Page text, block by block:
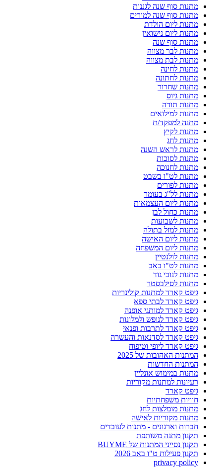
מתנות סוף שנה לגננות
מתנות סוף שנה למורים
מתנות ליום הולדת
מתנות ליום נישואין
מתנות סוף שנה
מתנות לבר מצווה
מתנות לבת מצווה
מתנות לחינה
מתנות לחתונה
מתנות שחרור
מתנות גיוס
מתנות תודה
מתנות למילואים
מתנה למפקד/ת
מתנות לקיץ
מתנות לחג
מתנות לראש השנה
מתנות לסוכות
מתנות לחנוכה
מתנות לט"ו בשבט
מתנות לפורים
מתנות לל"ג בעומר
מתנות ליום העצמאות
מתנות כחול לבן
מתנות לשבועות
מתנות למזל בתולה
מתנות ליום האישה
מתנות ליום המשפחה
מתנות לולנטיין
מתנות לט"ו באב
מתנות לנובי גוד
מתנות לסילבסטר
גיפט קארד למתנות קולינריות
גיפט קארד לבתי ספא
גיפט קארד למותגי אופנה
גיפט קארד לנופש ולמלונות
גיפט קארד לתרבות ופנאי
גיפט קארד לסדנאות והעשרה
גיפט קארד ליופי וטיפוח
המתנות האהובות של 2025
המתנות החדשות
מתנות במימוש אונליין
רעיונות למתנות מקוריות
גיפט קארד
חוויות משפחתיות
מתנות מומלצות לחג
מתנות מקוריות לאישה
חברות וארגונים - מתנות לעובדים
תקנון מתנה משותפת
תקנון נסייני המתנות של BUYME
תקנון פעילות ט"ו באב 2026
privacy policy